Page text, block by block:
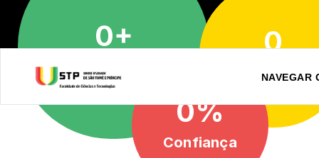
+239 2223876
NAVEGAR
0
0
Confiança
0
Avaliação